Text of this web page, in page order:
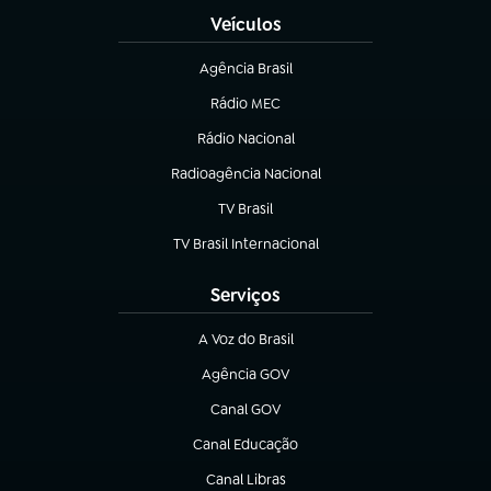
Veículos
Agência Brasil
(abre em nova aba)
Rádio MEC
Rádio Nacional
(abre em nova aba)
Radioagência Nacional
(abre em nova aba)
TV Brasil
(abre em nova aba)
TV Brasil Internacional
(abre em nova aba)
Serviços
A Voz do Brasil
(abre em nova aba)
Agência GOV
(abre em nova aba)
Canal GOV
(abre em nova aba)
Canal Educação
(abre em nova aba)
Canal Libras
(abre em nova aba)